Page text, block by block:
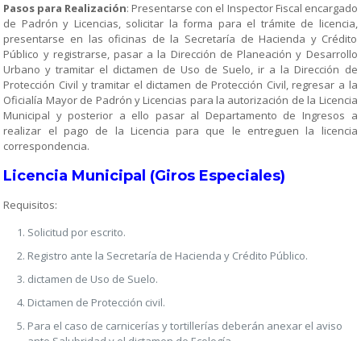
Pasos para Realización: Presentarse con el Inspector Fiscal encargado
de Padrón y Licencias, solicitar la forma para el trámite de licencia,
presentarse en las oficinas de la Secretaría de Hacienda y Crédito
Público y registrarse, pasar a la Dirección de Planeación y Desarrollo
Urbano y tramitar el dictamen de Uso de Suelo, ir a la Dirección de
Protección Civil y tramitar el dictamen de Protección Civil, regresar a la
Oficialía Mayor de Padrón y Licencias para la autorización de la Licencia
Municipal y posterior a ello pasar al Departamento de Ingresos a
realizar el pago de la Licencia para que le entreguen la licencia
correspondencia.
Licencia Municipal (Giros Especiales)
Requisitos:
Solicitud por escrito.
Registro ante la Secretaría de Hacienda y Crédito Público.
dictamen de Uso de Suelo.
Dictamen de Protección civil.
Para el caso de carnicerías y tortillerías deberán anexar el aviso